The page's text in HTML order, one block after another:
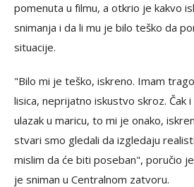
pomenuta u filmu, a otkrio je kakvo
snimanja i da li mu je bilo teško da
situacije.
"Bilo mi je teško, iskreno. Imam
lisica, neprijatno iskustvo skroz. Čak
ulazak u maricu, to mi je onako,
stvari smo gledali da izgledaju
mislim da će biti poseban", poručio
je sniman u Centralnom zatvoru.